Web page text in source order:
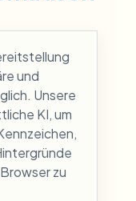
und
Unsere
KI, um
zu